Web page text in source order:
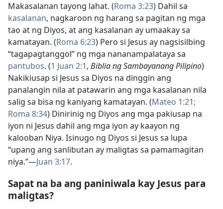
Makasalanan tayong lahat. (Roma 3:23) Dahil sa
kasalanan, nagkaroon ng harang sa pagitan ng mga
tao at ng Diyos, at ang kasalanan ay umaakay sa
kamatayan. (Roma 6:23) Pero si Jesus ay nagsisilbing
“tagapagtanggol” ng mga nananampalataya sa
pantubos. (1 Juan 2:1, Biblia ng Sambayanang Pilipino)
Nakikiusap si Jesus sa Diyos na dinggin ang
panalangin nila at patawarin ang mga kasalanan nila
salig sa bisa ng kaniyang kamatayan. (Mateo 1:21;
Roma 8:34) Dinirinig ng Diyos ang mga pakiusap na
iyon ni Jesus dahil ang mga iyon ay kaayon ng
kalooban Niya. Isinugo ng Diyos si Jesus sa lupa
“upang ang sanlibutan ay maligtas sa pamamagitan
niya.”—Juan 3:17.
Sapat na ba ang paniniwala kay Jesus para
maligtas?